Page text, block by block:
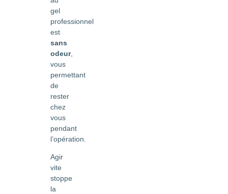
gel
professionnel
est
sans
odeur,
vous
permettant
de
rester
chez
vous
pendant
l’opération.
Agir
vite
stoppe
la